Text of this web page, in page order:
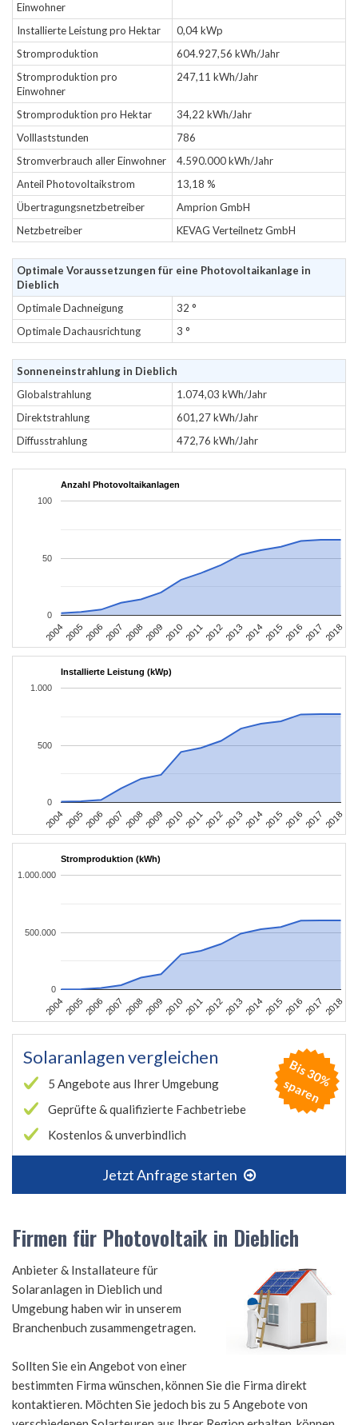
Einwohner
Installierte Leistung pro Hektar
0,04 kWp
Stromproduktion
604.927,56 kWh/Jahr
Stromproduktion pro
Einwohner
247,11 kWh/Jahr
Stromproduktion pro Hektar
34,22 kWh/Jahr
Volllaststunden
786
Stromverbrauch aller Einwohner
4.590.000 kWh/Jahr
Anteil Photovoltaikstrom
13,18 %
Übertragungsnetzbetreiber
Amprion GmbH
Netzbetreiber
KEVAG Verteilnetz GmbH
Optimale Voraussetzungen für eine Photovoltaikanlage in
Dieblich
Optimale Dachneigung
32 °
Optimale Dachausrichtung
3 °
Sonneneinstrahlung in Dieblich
Globalstrahlung
1.074,03 kWh/Jahr
Direktstrahlung
601,27 kWh/Jahr
Diffusstrahlung
472,76 kWh/Jahr
Anzahl Photovoltaikanlagen
2004200520062007 2008200920102011201220132014201520162017 2018
0
50
100
Installierte Leistung (kWp)
2004200520062007 2008200920102011201220132014201520162017 2018
0
500
1.000
Stromproduktion (kWh)
2004200520062007 2008200920102011201220132014201520162017 2018
0
500.000
1.000.000
Solaranlagen vergleichen
5 Angebote aus Ihrer Umgebung
Geprüfte & qualifizierte Fachbetriebe
Kostenlos & unverbindlich
Jetzt Anfrage starten
B
is
3
0
%
s
p
a
r
e
n
Firmen für Photovoltaik in Dieblich
Anbieter & Installateure für
Solaranlagen in Dieblich und
Umgebung haben wir in unserem
Branchenbuch zusammengetragen.
Sollten Sie ein Angebot von einer
bestimmten Firma wünschen, können Sie die Firma direkt
kontaktieren. Möchten Sie jedoch bis zu 5 Angebote von